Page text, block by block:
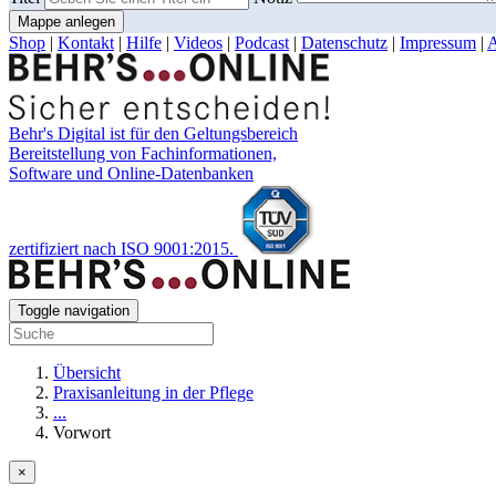
Mappe anlegen
Shop | Kontakt | Hilfe | Videos | Podcast | Datenschutz | Impressum |
Behr's Digital ist für den Geltungsbereich
Bereitstellung von Fachinformationen,
Software und Online-Datenbanken
zertifiziert nach ISO 9001:2015.
Toggle navigation
Übersicht
Praxisanleitung in der Pflege
...
Vorwort
×